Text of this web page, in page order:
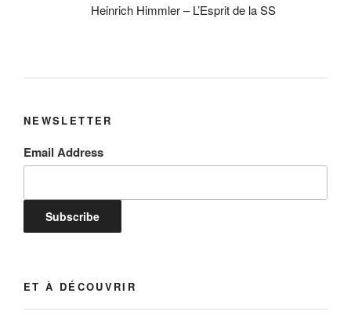
Heinrich Himmler – L’Esprit de la SS
NEWSLETTER
Email Address
ET À DÉCOUVRIR